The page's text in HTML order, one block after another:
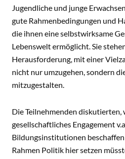
Das Progressive Zentrum
Jugendliche und junge
gute Rahmenbedingungen und
die ihnen eine selbstwirksame
Lebenswelt ermöglicht. Sie
Herausforderung, mit einer
nicht nur umzugehen, sondern
mitzugestalten.
Die Teilnehmenden diskutierten,
gesellschaftliches Engagement
Bildungsinstitutionen
Rahmen Politik hier setzen